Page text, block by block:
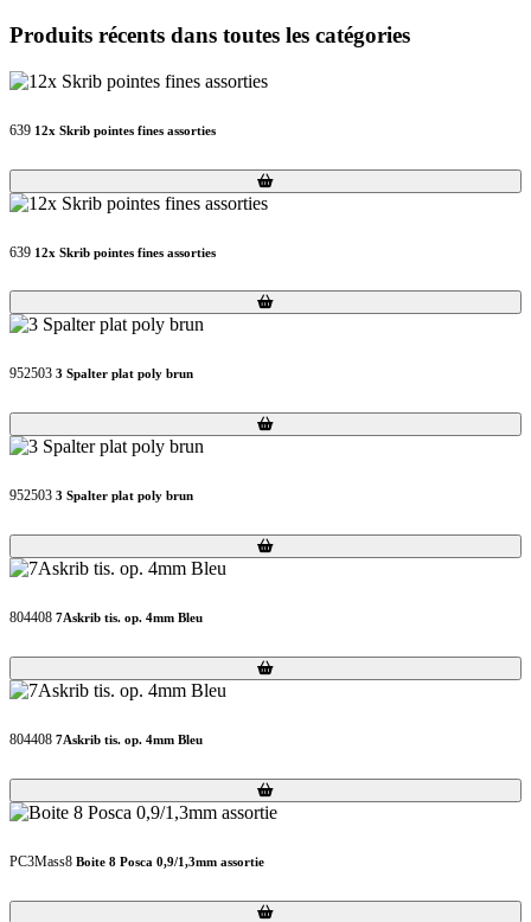
Produits récents dans toutes les catégories
639 12x Skrib pointes fines assorties
Loading...
Loading...
639 12x Skrib pointes fines assorties
Loading...
Loading...
952503 3 Spalter plat poly brun
Loading...
Loading...
952503 3 Spalter plat poly brun
Loading...
Loading...
804408 7Askrib tis. op. 4mm Bleu
Loading...
Loading...
804408 7Askrib tis. op. 4mm Bleu
Loading...
Loading...
PC3Mass8 Boite 8 Posca 0,9/1,3mm assortie
Loading...
Loading...